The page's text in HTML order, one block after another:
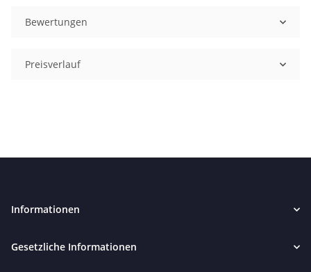
Bewertungen
Preisverlauf
Informationen
Gesetzliche Informationen